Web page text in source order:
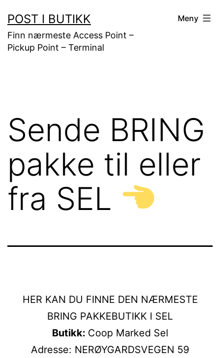
til
innhold
POST I BUTIKK
Finn nærmeste Access Point –
Pickup Point – Terminal
Meny
Sende BRING
pakke til eller
fra SEL
HER KAN DU FINNE DEN NÆRMESTE
BRING PAKKEBUTIKK I SEL
Butikk: Coop Marked Sel
Adresse: NERØYGARDSVEGEN 59